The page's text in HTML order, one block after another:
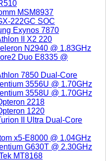
MSM8937
222GC SOC
Exynos 7870
II X2 220
N2940 @ 1.83GHz
Duo E8335 @
7850 Dual-Core
3556U @ 1.70GHz
3558U @ 1.70GHz
2218
1220
II Ultra Dual-Core
x5-E8000 @ 1.04GHz
G630T @ 2.30GHz
MT8168